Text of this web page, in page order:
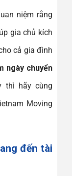
niệm rằng
gia chủ kích
cả gia đình
ngày chuyển
thì hãy cùng
Moving
đến tài